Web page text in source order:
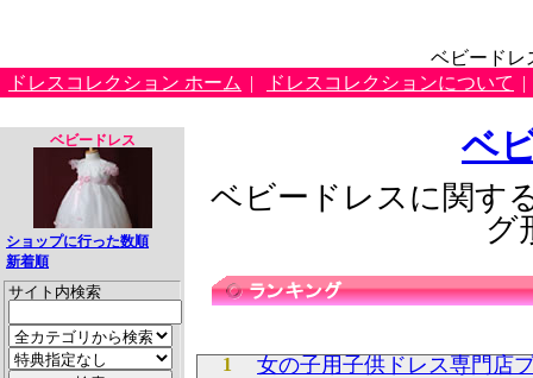
ベビードレ
ドレスコレクション ホーム | ドレスコレクションについて |
ベビードレス
ショップに行った数順
新着順
サイト内検索
ベ
ベビードレスに関す
グ
1 女の子用子供ドレス専門店